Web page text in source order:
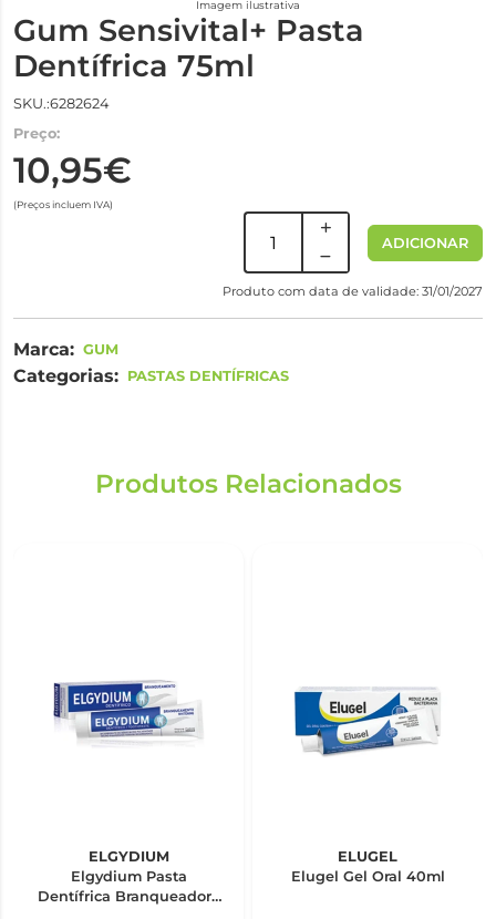
Imagem ilustrativa
Gum Sensivital+ Pasta
Dentífrica 75ml
SKU.:6282624
Preço:
10,95€
(Preços incluem IVA)
ADICIONAR
Produto com data de validade: 31/01/2027
Marca: GUM
Categorias: PASTAS DENTÍFRICAS
Produtos Relacionados
ELGYDIUM
Elgydium Pasta
Dentífrica Branqueadora
ELUGEL
Elugel Gel Oral 40ml